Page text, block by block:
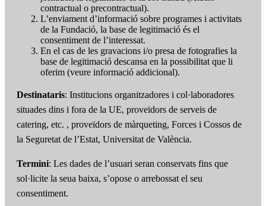
contractual o precontractual).
L’enviament d’informació sobre programes i activitats
de la Fundació, la base de legitimació és el
consentiment de l’interessat.
En el cas de les gravacions i/o presa de fotografies la
base de legitimació descansa en la possibilitat que li
oferim (veure informació addicional).
Destinataris: Institucions organitzadores i col·laboradores
situades dins i fora de la UE, proveïdors de serveis de
catering, etc. , proveïdors de màrqueting, Forces i Cossos de
la Seguretat de l’Estat, Universitat de València.
Termini: Les dades de l’usuari seran conservats fins que
sol·licite la seua baixa, s’opose o arrebossat el seu
consentiment.